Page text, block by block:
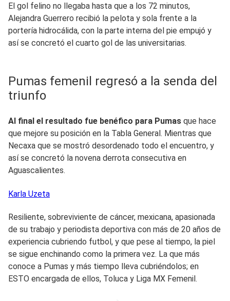
El gol felino no llegaba hasta que a los 72 minutos,
Alejandra Guerrero recibió la pelota y sola frente a la
portería hidrocálida, con la parte interna del pie empujó y
así se concretó el cuarto gol de las universitarias.
Pumas femenil regresó a la senda del
triunfo
Al final el resultado fue benéfico para Pumas que hace
que mejore su posición en la Tabla General. Mientras que
Necaxa que se mostró desordenado todo el encuentro, y
así se concretó la novena derrota consecutiva en
Aguascalientes.
Karla Uzeta
Resiliente, sobreviviente de cáncer, mexicana, apasionada
de su trabajo y periodista deportiva con más de 20 años de
experiencia cubriendo futbol, y que pese al tiempo, la piel
se sigue enchinando como la primera vez. La que más
conoce a Pumas y más tiempo lleva cubriéndolos; en
ESTO encargada de ellos, Toluca y Liga MX Femenil.